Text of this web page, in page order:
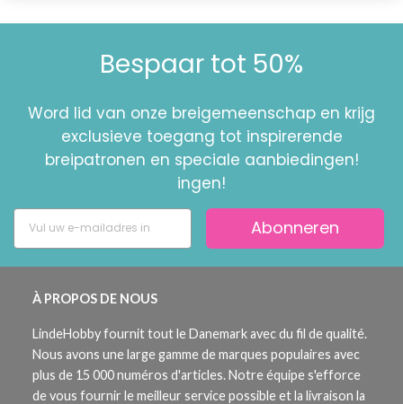
Bespaar tot 50%
Word lid van onze breigemeenschap en krijg
exclusieve toegang tot inspirerende
breipatronen en speciale aanbiedingen!
ingen!
Abonneren
À PROPOS DE NOUS
LindeHobby fournit tout le Danemark avec du fil de qualité.
Nous avons une large gamme de marques populaires avec
plus de 15 000 numéros d'articles. Notre équipe s'efforce
de vous fournir le meilleur service possible et la livraison la